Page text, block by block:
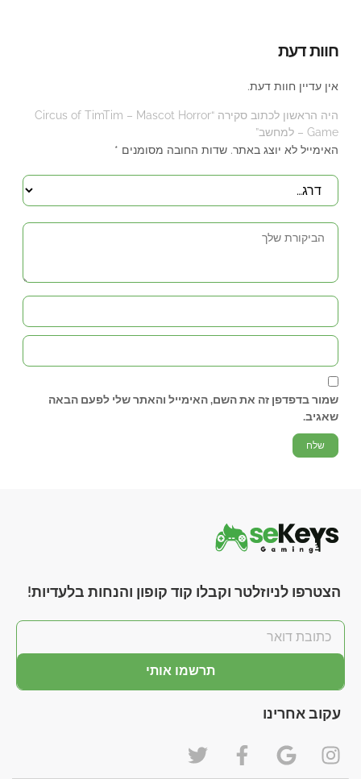
חוות דעת
אין עדיין חוות דעת.
היה הראשון לכתוב סקירה “Circus of TimTim – Mascot Horror
Game – למחשב”
האימייל לא יוצג באתר. שדות החובה מסומנים *
שמור בדפדפן זה את השם, האימייל והאתר שלי לפעם הבאה
שאגיב.
הצטרפו לניוזלטר וקבלו קוד קופון והנחות בלעדיות!
תרשמו אותי
עקוב אחרינו